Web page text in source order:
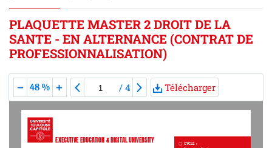
PLAQUETTE MASTER 2 DROIT DE LA
SANTE - EN ALTERNANCE (CONTRAT DE
PROFESSIONNALISATION)
48 % / 4 Télécharger
CYCLE :
EXECUTIVE EDUCATION & DIGITAL UNIVERSITY